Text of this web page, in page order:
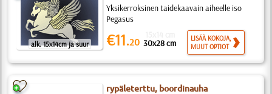
alk. 15x14cm ja suur
Yksikerroksinen taidekaavain aiheelle iso
Pegasus
€11.20 30x28 cm
LISÄÄ KOKOJA,
MUUT OPTIOT
rypäleterttu, boordinauha